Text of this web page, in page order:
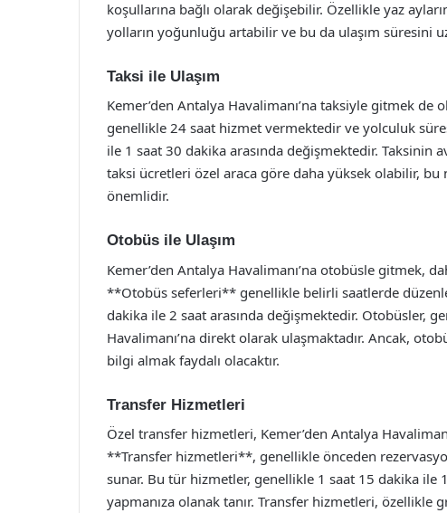
koşullarına bağlı olarak değişebilir. Özellikle yaz
yolların yoğunluğu artabilir ve bu da ulaşım süresini
Taksi ile Ulaşım
Kemer’den Antalya Havalimanı’na taksiyle gitmek
genellikle 24 saat hizmet vermektedir ve yolculuk
ile 1 saat 30 dakika arasında değişmektedir. Taksinin
taksi ücretleri özel araca göre daha yüksek olabilir,
önemlidir.
Otobüs ile Ulaşım
Kemer’den Antalya Havalimanı’na otobüsle gitmek,
**Otobüs seferleri** genellikle belirli saatlerde
dakika ile 2 saat arasında değişmektedir. Otobüsler,
Havalimanı’na direkt olarak ulaşmaktadır. Ancak,
bilgi almak faydalı olacaktır.
Transfer Hizmetleri
Özel transfer hizmetleri, Kemer’den Antalya
**Transfer hizmetleri**, genellikle önceden
sunar. Bu tür hizmetler, genellikle 1 saat 15 dakika ile
yapmanıza olanak tanır. Transfer hizmetleri, özellikle